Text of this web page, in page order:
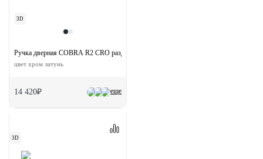
3D
еще
Ручка дверная COBRA R2 CRO раздельная на круглой розетке
цвет хром латунь
14 420₽
3D